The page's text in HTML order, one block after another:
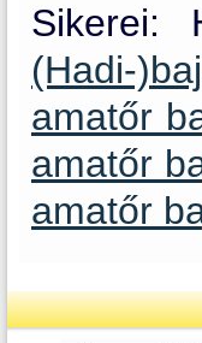
Sikerei:
(Hadi-
amatőr
amatőr
amatőr